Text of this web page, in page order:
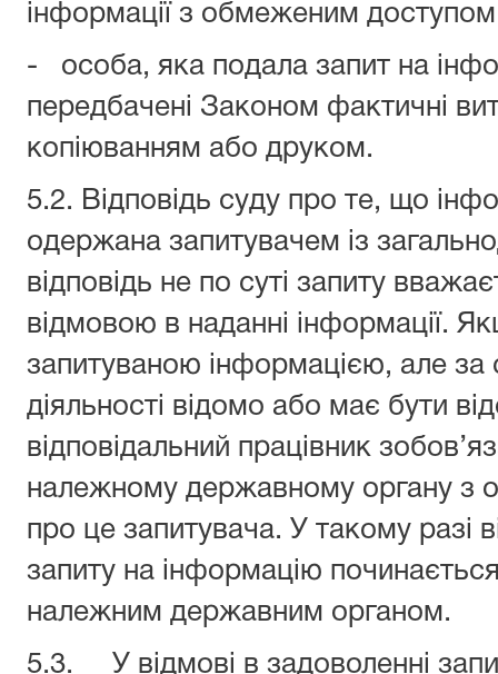
інформації з обмеженим
- особа, яка подала запит на
передбачені Законом фактичні
копіюванням або друком.
5.2. Відповідь суду про те, що
одержана запитувачем із
відповідь не по суті запиту
відмовою в наданні інформації.
запитуваною інформацією, але
діяльності відомо або має бути
відповідальний працівник
належному державному органу з
про це запитувача. У такому разі
запиту на інформацію
належним державним органом.
5.3. У відмові в задоволенні